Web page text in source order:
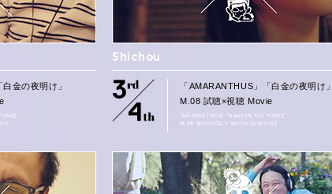
金の夜明け」
Shichou
「AMARANTHUS」「白金の夜明け」
M.08 試聴×視聴 Movie
“AMARANTHUS” “HAKKIN NO YOAKE”
M.08 SHICHOU X SHICHOU MOVIE